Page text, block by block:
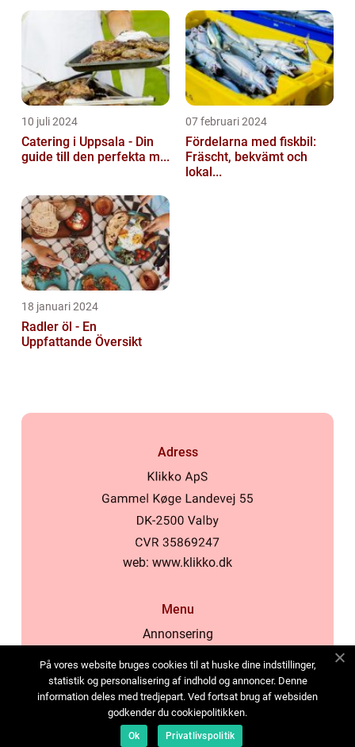
10 juli 2024
Catering i Uppsala - Din
guide till den perfekta m...
07 februari 2024
Fördelarna med fiskbil:
Fräscht, bekvämt och
lokal...
18 januari 2024
Radler öl - En
Uppfattande Översikt
Adress
web: www.klikko.dk
Menu
Annonsering
Cookies
Kontakta oss
Sitemap
På vores website bruges cookies til at huske dine indstillinger,
statistik og personalisering af indhold og annoncer. Denne
information deles med tredjepart. Ved fortsat brug af websiden
godkender du cookiepolitikken.
Ok Privatlivspolitik